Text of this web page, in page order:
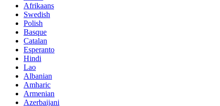
Afrikaans
Swedish
Polish
Basque
Catalan
Esperanto
Hindi
Lao
Albanian
Amharic
Armenian
Azerbaijani